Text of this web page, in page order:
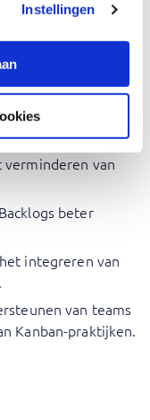
Instellingen
visualisatie
de
verminderen.
het optimaliseren
van
beter
integreren van
van teams
Kanban-praktijken.